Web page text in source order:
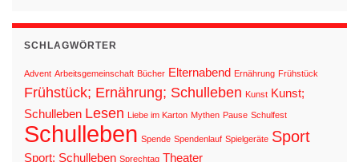
SCHLAGWÖRTER
Advent Arbeitsgemeinschaft Bücher Elternabend Ernährung Frühstück
Frühstück; Ernährung; Schulleben Kunst Kunst;
Schulleben Lesen Liebe im Karton Mythen Pause Schulfest
Schulleben Spende Spendenlauf Spielgeräte Sport
Sport; Schulleben Sprechtag Theater